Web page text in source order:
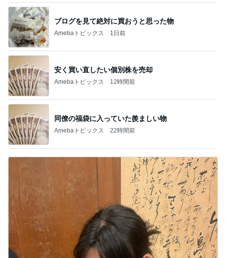
ブログを見て絶対に買おうと思った物
Amebaトピックス 1日前
安く買い直したい個別株を売却
Amebaトピックス 12時間前
同僚の福袋に入っていた羨ましい物
Amebaトピックス 22時間前